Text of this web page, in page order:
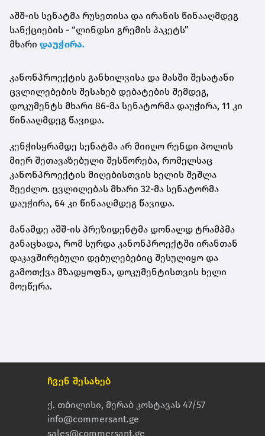
აშშ-ის სენატმა რუსეთისა და ირანის წინააღმდეგ
სანქციების - “ლინდსი გრემის პაკეტს”
მხარი დაუჭირა.
კანონპროექტის განხილვისა და მასში შესატანი
ცვლილებების შესახებ დებატების შემდეგ,
დოკუმენტს მხარი 86-მა სენატორმა დაუჭირა, 11 კი
წინააღმდეგ წავიდა.
კენჭისყრამდე სენატმა არ მიიღო რენდი პოლის
მიერ შეთავაზებული შესწორება, რომელსაც
კანონპროექტის მიღებისთვის ხელის შეშლა
შეეძლო. ცვლილებას მხარი 32-მა სენატორმა
დაუჭირა, 64 კი წინააღმდეგ წავიდა.
მანამდე აშშ-ის პრეზიდენტმა დონალდ ტრამპმა
განაცხადა, რომ სურდა კანონპროექტში ირანთან
დაკავშირებული დებულებებიც შესულიყო და
გამოთქვა მზადყოფნა, დოკუმენტისთვის ხელი
მოეწერა.
ჩვენ შესახებ
ქ. თბილისი, მერაბ კოსტავას 47/57
info@commersant.ge
sales@commersant.ge